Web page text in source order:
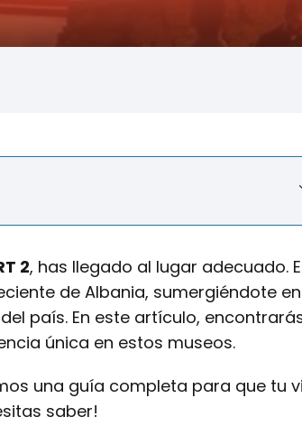
2, has llegado al lugar adecuado.
de Albania, sumergiéndote
país. En este artículo,
única en estos museos.
una guía completa para que tu
saber!